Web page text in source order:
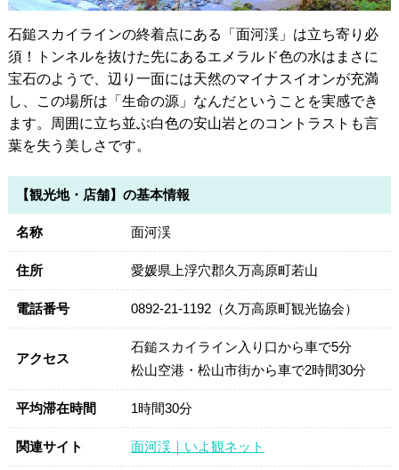
石鎚スカイラインの終着点にある「面河渓」は立ち寄り必
須！トンネルを抜けた先にあるエメラルド色の水はまさに
宝石のようで、辺り一面には天然のマイナスイオンが充満
し、この場所は「生命の源」なんだということを実感でき
ます。周囲に立ち並ぶ白色の安山岩とのコントラストも言
葉を失う美しさです。
【観光地・店舗】の基本情報
名称 面河渓
住所 愛媛県上浮穴郡久万高原町若山
電話番号 0892-21-1192（久万高原町観光協会）
アクセス
石鎚スカイライン入り口から車で5分
松山空港・松山市街から車で2時間30分
平均滞在時間 1時間30分
関連サイト 面河渓｜いよ観ネット